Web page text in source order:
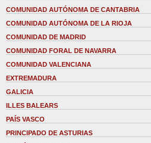
COMUNIDAD AUTÓNOMA DE CANTABRIA
COMUNIDAD AUTÓNOMA DE LA RIOJA
COMUNIDAD DE MADRID
COMUNIDAD FORAL DE NAVARRA
COMUNIDAD VALENCIANA
EXTREMADURA
GALICIA
ILLES BALEARS
PAÍS VASCO
PRINCIPADO DE ASTURIAS